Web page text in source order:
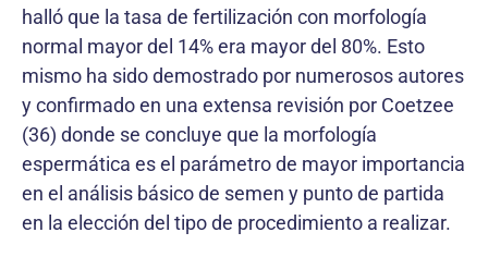
halló que la tasa de fertilización con morfología
normal mayor del 14% era mayor del 80%. Esto
mismo ha sido demostrado por numerosos autores
y confirmado en una extensa revisión por Coetzee
(36) donde se concluye que la morfología
espermática es el parámetro de mayor importancia
en el análisis básico de semen y punto de partida
en la elección del tipo de procedimiento a realizar.